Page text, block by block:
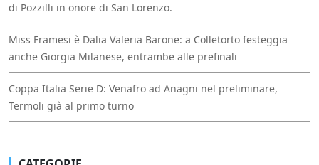
di Pozzilli in onore di San Lorenzo.
Miss Framesi è Dalia Valeria Barone: a Colletorto festeggia
anche Giorgia Milanese, entrambe alle prefinali
Coppa Italia Serie D: Venafro ad Anagni nel preliminare,
Termoli già al primo turno